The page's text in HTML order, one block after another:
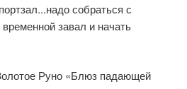
собраться с
завал и начать
Руно «Блюз падающей